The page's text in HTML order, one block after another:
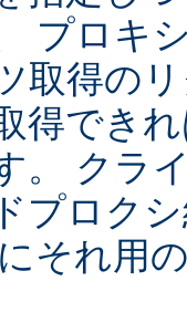
プロキ
取得の
得でき
。 クラ
プロク
それ用